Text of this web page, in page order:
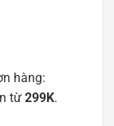
hàng:
từ299K.